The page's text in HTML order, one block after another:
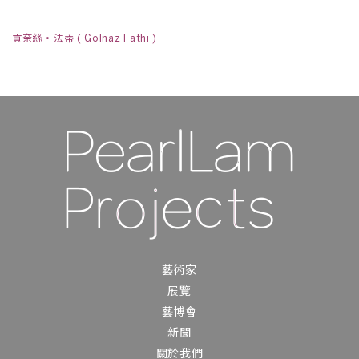
貢奈絲・法蒂 ( Golnaz Fathi )
藝術家
展覽
藝博會
新聞
關於我們